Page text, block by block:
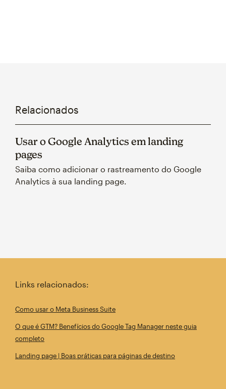
Relacionados
Usar o Google Analytics em landing
pages
Saiba como adicionar o rastreamento do Google
Analytics à sua landing page.
Links relacionados:
Como usar o Meta Business Suite
O que é GTM? Benefícios do Google Tag Manager neste guia
completo
Landing page | Boas práticas para páginas de destino